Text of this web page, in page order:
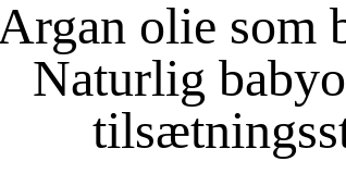
olie som
Naturlig